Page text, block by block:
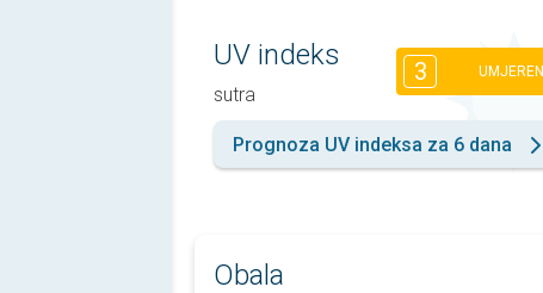
UV indeks
sutra
3 UMJEREN
Prognoza UV indeksa za 6 dana
Obala